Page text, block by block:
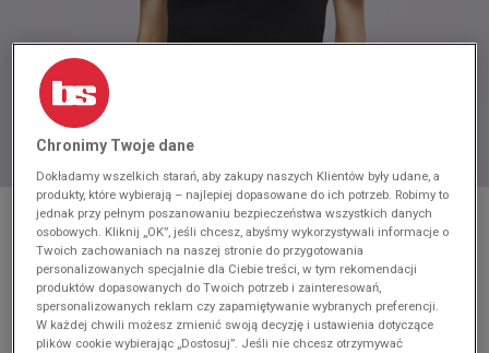
* Zdjęcie poglądowe
NIKE T-SHIRT W NSW ESSNTL SS POLO CRP
TOP
Produkt pochodzi z końcówek aktualnych kolekcji, ubiegłych
sezonów lub z ekspozycji.Szczegóły.
Chronimy Twoje dane
Dokładamy wszelkich starań, aby zakupy naszych Klientów były udane, a
produkty, które wybierają – najlepiej dopasowane do ich potrzeb. Robimy to
jednak przy pełnym poszanowaniu bezpieczeństwa wszystkich danych
osobowych. Kliknij „OK”, jeśli chcesz, abyśmy wykorzystywali informacje o
Twoich zachowaniach na naszej stronie do przygotowania
personalizowanych specjalnie dla Ciebie treści, w tym rekomendacji
produktów dopasowanych do Twoich potrzeb i zainteresowań,
spersonalizowanych reklam czy zapamiętywanie wybranych preferencji.
W każdej chwili możesz zmienić swoją decyzję i ustawienia dotyczące
plików cookie wybierając „Dostosuj”. Jeśli nie chcesz otrzymywać